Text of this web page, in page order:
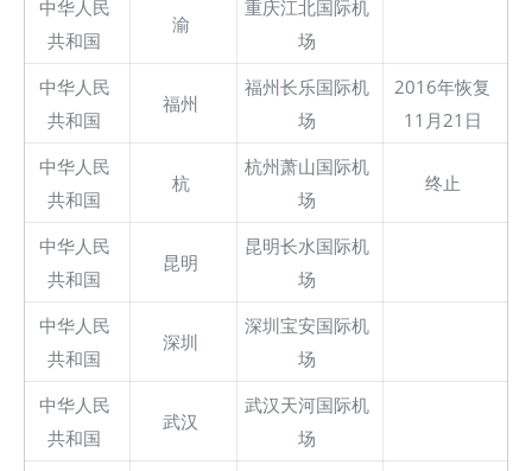
中华人民
共和国
渝
重庆江北国际机
场
中华人民
共和国
福州
福州长乐国际机
场
2016年恢复
11月21日
中华人民
共和国
杭
杭州萧山国际机
场
终止
中华人民
共和国
昆明
昆明长水国际机
场
中华人民
共和国
深圳
深圳宝安国际机
场
中华人民
共和国
武汉
武汉天河国际机
场